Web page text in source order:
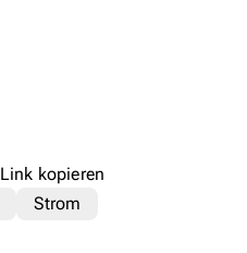
Link kopieren
Strom